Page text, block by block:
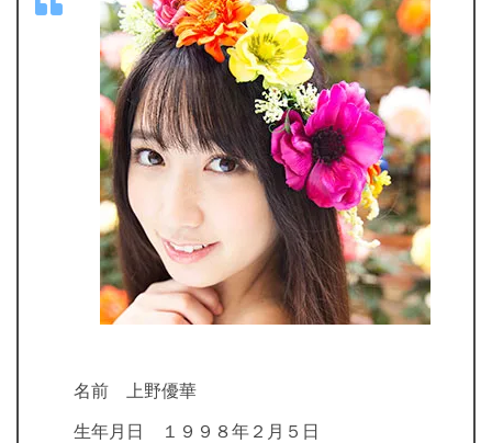
名前 上野優華
生年月日 １９９８年２月５日